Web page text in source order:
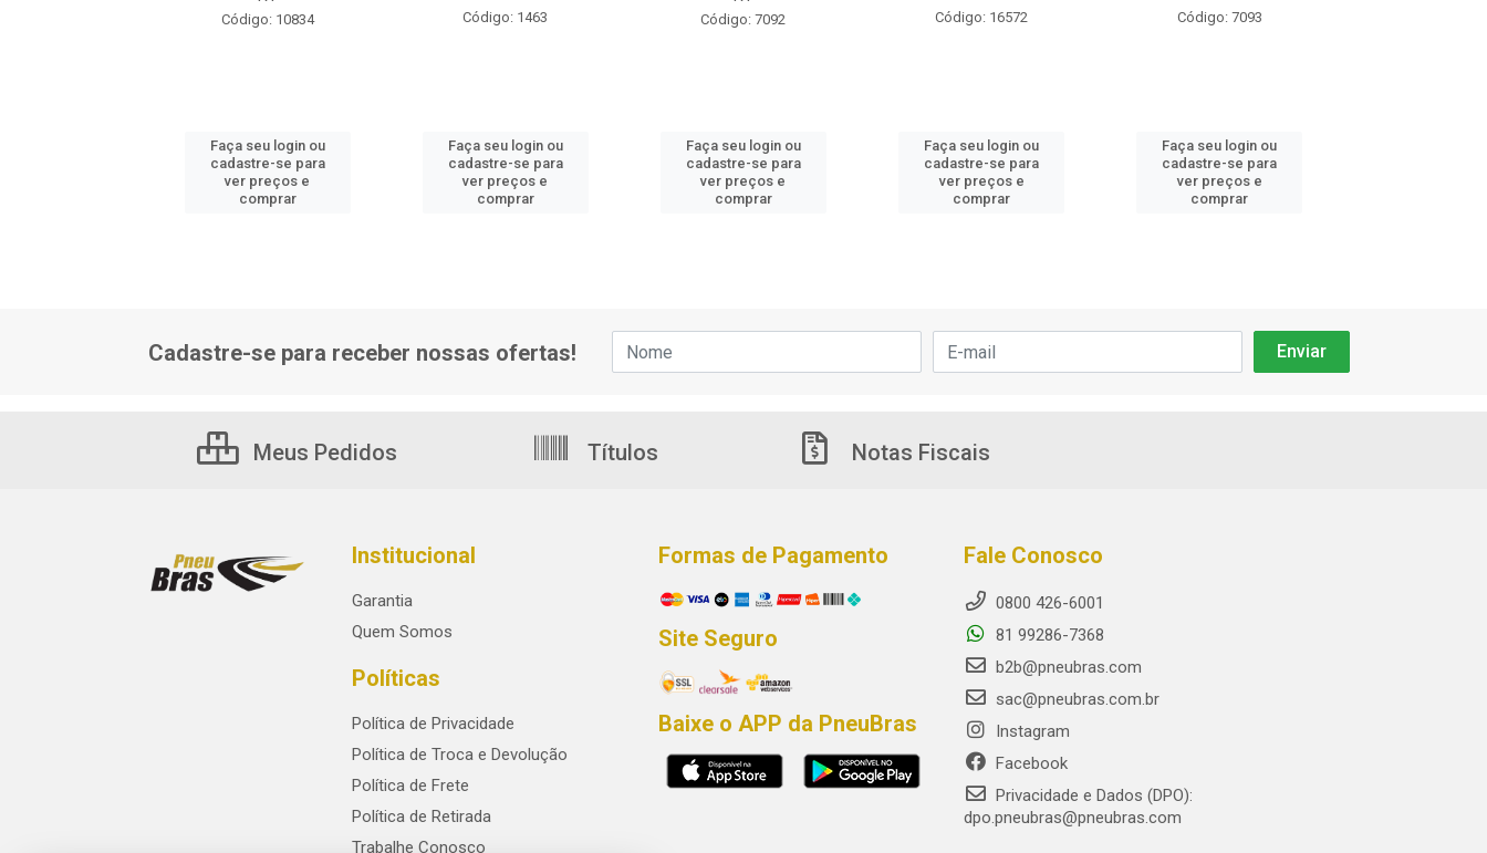
Código: 10834
Faça seu login ou
cadastre-se para
ver preços e
comprar
Código: 1463
Faça seu login ou
cadastre-se para
ver preços e
comprar
Código: 7092
Faça seu login ou
cadastre-se para
ver preços e
comprar
Código: 16572
Faça seu login ou
cadastre-se para
ver preços e
comprar
Código: 7093
Faça seu login ou
cadastre-se para
ver preços e
comprar
Cadastre-se para receber nossas ofertas!
Meus Pedidos Títulos Notas Fiscais
Institucional
Garantia
Quem Somos
Políticas
Política de Privacidade
Política de Troca e Devolução
Política de Frete
Política de Retirada
Trabalhe Conosco
Formas de Pagamento
Site Seguro
Baixe o APP da PneuBras
Fale Conosco
0800 426-6001
81 99286-7368
b2b@pneubras.com
sac@pneubras.com.br
Instagram
Facebook
Privacidade e Dados (DPO):
dpo.pneubras@pneubras.com